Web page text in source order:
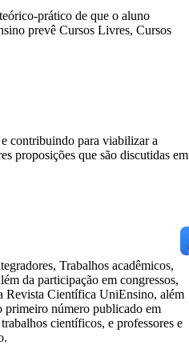
prático de que o aluno
prevê Cursos Livres, Cursos
e contribuindo para viabilizar a
proposições que são discutidas em
Trabalhos acadêmicos,
da participação em congressos,
Revista Científica UniEnsino, além
primeiro número publicado em
científicos, e professores e